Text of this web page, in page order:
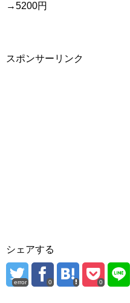
→5200円
スポンサーリンク
シェアする
error 0 0